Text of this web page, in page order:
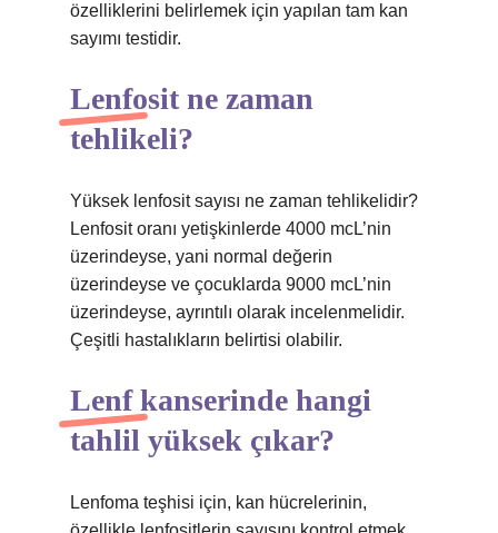
özelliklerini belirlemek için yapılan tam kan
sayımı testidir.
Lenfosit ne zaman
tehlikeli?
Yüksek lenfosit sayısı ne zaman tehlikelidir?
Lenfosit oranı yetişkinlerde 4000 mcL’nin
üzerindeyse, yani normal değerin
üzerindeyse ve çocuklarda 9000 mcL’nin
üzerindeyse, ayrıntılı olarak incelenmelidir.
Çeşitli hastalıkların belirtisi olabilir.
Lenf kanserinde hangi
tahlil yüksek çıkar?
Lenfoma teşhisi için, kan hücrelerinin,